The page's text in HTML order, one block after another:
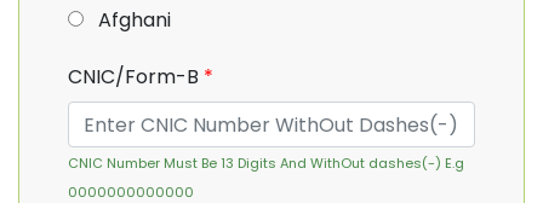
Afghani
CNIC/Form-B *
CNIC Number Must Be 13 Digits And WithOut dashes(-) E.g
0000000000000